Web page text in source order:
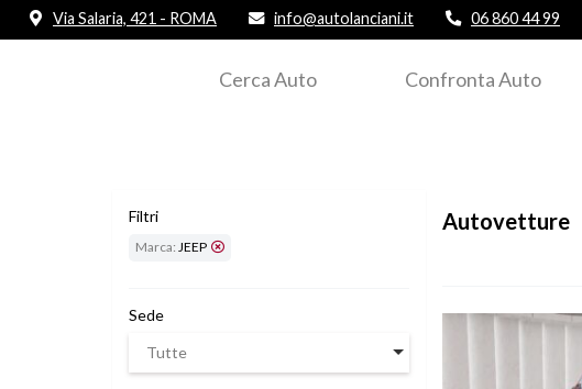
Via Salaria, 421 - ROMA info@autolanciani.it 06 860 44 99
Cerca Auto Confronta Auto
Filtri
Marca: JEEP
Sede
Tutte
Autovetture
Vedi dettagli